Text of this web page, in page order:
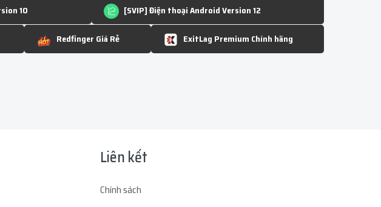
10 [SVIP] Điện thoại Android Version 12
Redfinger Giá Rẻ ExitLag Premium Chính hãng
Liên kết
Chính sách